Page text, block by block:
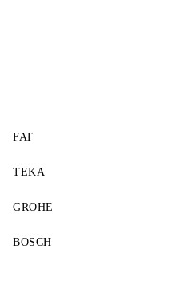
FAT
TEKA
GROHE
BOSCH